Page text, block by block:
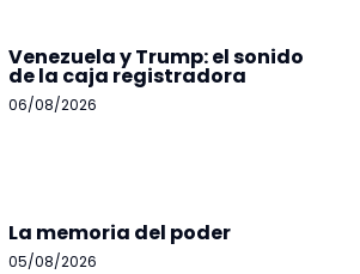
Venezuela y Trump: el sonido
de la caja registradora
06/08/2026
La memoria del poder
05/08/2026